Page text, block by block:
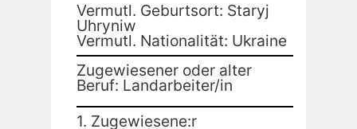
Vermutl. Geburtsort: Staryj
Uhryniw
Vermutl. Nationalität: Ukraine
Zugewiesener oder alter
Beruf: Landarbeiter/in
1. Zugewiesene:r